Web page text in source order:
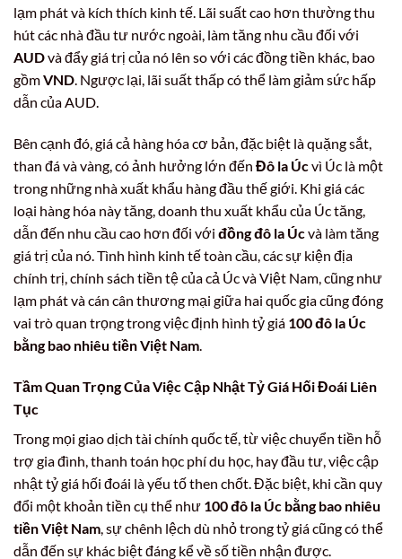
lạm phát và kích thích kinh tế. Lãi suất cao hơn thường thu
hút các nhà đầu tư nước ngoài, làm tăng nhu cầu đối với
AUDvà đẩy giá trị của nó lên so với các đồng tiền khác, bao
gồmVND. Ngược lại, lãi suất thấp có thể làm giảm sức hấp
dẫn của AUD.
Bên cạnh đó, giá cả hàng hóa cơ bản, đặc biệt là quặng sắt,
than đá và vàng, có ảnh hưởng lớn đến Đô la Úcvì Úc là một
trong những nhà xuất khẩu hàng đầu thế giới. Khi giá các
loại hàng hóa này tăng, doanh thu xuất khẩu của Úc tăng,
dẫn đến nhu cầu cao hơn đối với đồng đô la Úcvà làm tăng
giá trị của nó. Tình hình kinh tế toàn cầu, các sự kiện địa
chính trị, chính sách tiền tệ của cả Úc và Việt Nam, cũng như
lạm phát và cán cân thương mại giữa hai quốc gia cũng đóng
vai trò quan trọng trong việc định hình tỷ giá 100 đô la Úc
bằng bao nhiêu tiền Việt Nam.
Tầm Quan Trọng Của Việc Cập Nhật Tỷ Giá Hối Đoái Liên
Tục
Trong mọi giao dịch tài chính quốc tế, từ việc chuyển tiền hỗ
trợ gia đình, thanh toán học phí du học, hay đầu tư, việc cập
nhật tỷ giá hối đoái là yếu tố then chốt. Đặc biệt, khi cần quy
đổi một khoản tiền cụ thể như 100 đô la Úc bằng bao nhiêu
tiền Việt Nam, sự chênh lệch dù nhỏ trong tỷ giá cũng có thể
dẫn đến sự khác biệt đáng kể về số tiền nhận được.